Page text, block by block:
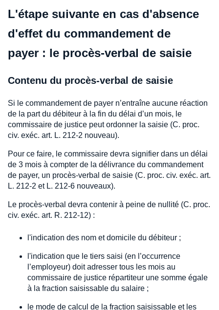
L'étape suivante en cas d'absence
d'effet du commandement de
payer : le procès-verbal de saisie
Contenu du procès-verbal de saisie
Si le commandement de payer n’entraîne aucune réaction
de la part du débiteur à la fin du délai d’un mois, le
commissaire de justice peut ordonner la saisie (C. proc.
civ. exéc. art. L. 212-2 nouveau).
Pour ce faire, le commissaire devra signifier dans un délai
de 3 mois à compter de la délivrance du commandement
de payer, un procès-verbal de saisie (C. proc. civ. exéc. art.
L. 212-2 et L. 212-6 nouveaux).
Le procès-verbal devra contenir à peine de nullité (C. proc.
civ. exéc. art. R. 212-12) :
l'indication des nom et domicile du débiteur ;
l'indication que le tiers saisi (en l’occurrence
l’employeur) doit adresser tous les mois au
commissaire de justice répartiteur une somme égale
à la fraction saisissable du salaire ;
le mode de calcul de la fraction saisissable et les